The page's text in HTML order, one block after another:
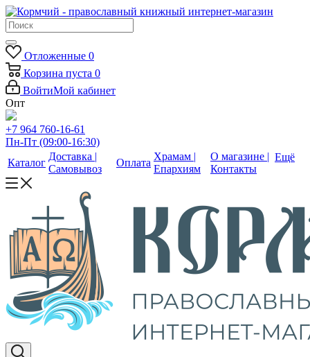
Отложенные 0
Корзина пуста 0
ВойтиМой кабинет
Опт
+7 964 760-16-61
Пн-Пт (09:00-16:30)
Каталог
Доставка |
Самовывоз
Оплата
Храмам |
Епархиям
О магазине |
Контакты
Ещё